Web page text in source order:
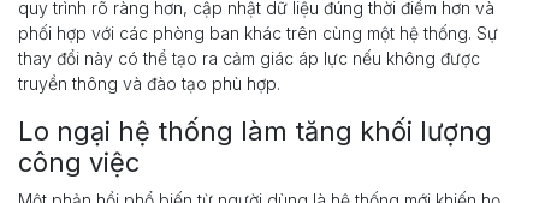
quy trình rõ ràng hơn, cập nhật dữ liệu đúng thời điểm hơn và
phối hợp với các phòng ban khác trên cùng một hệ thống. Sự
thay đổi này có thể tạo ra cảm giác áp lực nếu không được
truyền thông và đào tạo phù hợp.
Lo ngại hệ thống làm tăng khối lượng
công việc